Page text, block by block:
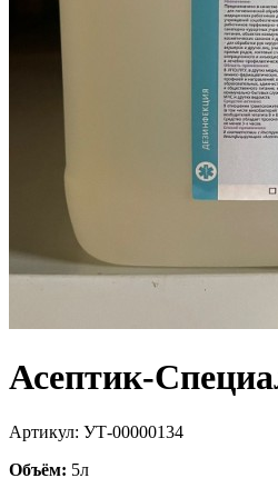
Асептик-
Артикул: УТ-00000134
Объём: 5л